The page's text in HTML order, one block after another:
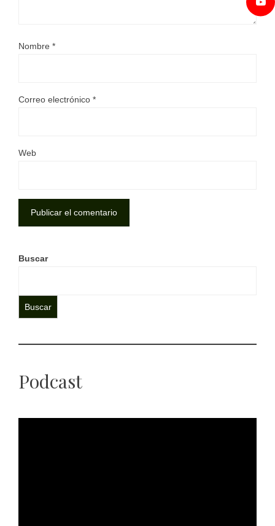
Nombre *
Correo electrónico *
Web
Buscar
Buscar
Podcast